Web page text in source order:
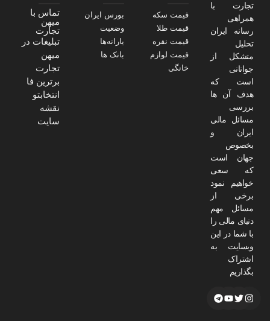
تجارت با
همراهی
رسانه ایران
تحلیل
متشکل از
جوانانی
است که
هدف آن ها
بررسی
مسائل مالی
ایران و
بخصوص
جهان است
که سعی
خواهیم نمود
برخی از
مسائل مهم
دنیای مالی را
با شما در این
وبسایت به
اشتراک
بگذاریم
قیمت سکه
قیمت طلا
قیمت نقره
قیمت لوازم
خانگی
بورس ایران
وضعیت
یارانه‌ها
بانک ها
تماس با
میهن
تجارت
تبلیغات در
میهن
تجارت
برترین فا
انتخابتو
نقشه
سایت